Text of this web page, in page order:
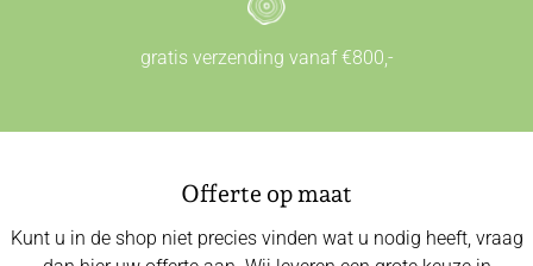
gratis verzending vanaf €800,-
Offerte op maat
Kunt u in de shop niet precies vinden wat u nodig heeft, vraag